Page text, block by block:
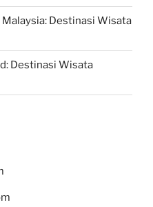
Destinasi Wisata
Destinasi Wisata